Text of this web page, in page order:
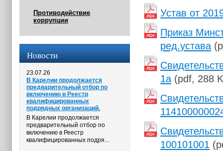
Противодействие
коррупции
Новости
23.07.26
В Карелии продолжается
предварительный отбор по
включению в Реестр
квалифицированных
подрядных организаций.
В Карелии продолжается
предварительный отбор по
включению в Реестр
квалифицированных подря...
Устав от
Приказ
ред.устава
1а (pdf, 288
100101001